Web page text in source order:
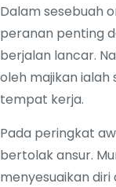
Dalam sesebuah
peranan penting
berjalan lancar.
oleh majikan
tempat kerja.
Pada peringkat
bertolak ansur.
menyesuaikan